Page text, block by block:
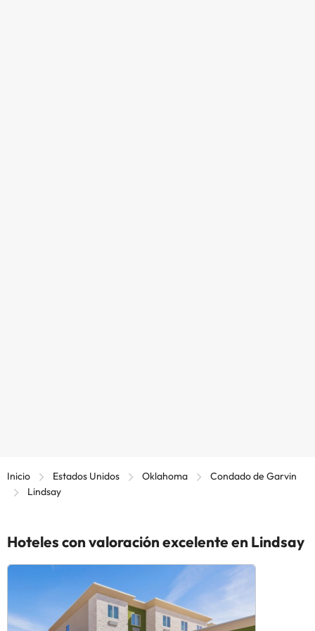
Inicio Estados Unidos Oklahoma
Condado de Garvin
Lindsay
Hoteles con valoración excelente en Lindsay